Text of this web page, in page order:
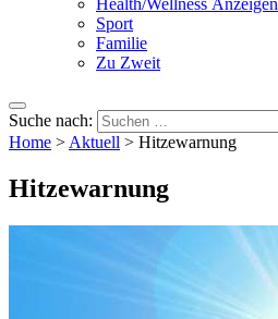
Health/Wellness Anzeigen
Sport
Familie
Zu Zweit
Suche nach:
Home > Aktuell > Hitzewarnung
Hitzewarnung